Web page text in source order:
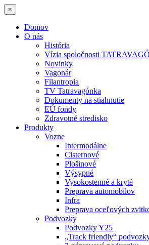
×
Domov
O nás
História
Vízia spoločnosti
Novinky
Vagonár
Filantropia
TV Tatravagónka
Dokumenty na stiahnutie
EÚ fondy
Zdravotné stredisko
Produkty
Vozne
Intermodálne
Cisternové
Plošinové
Výsypné
Vysokostenné a kryté
Preprava automobilov
Infra
Preprava oceľových
Podvozky
Podvozky Y25
„Track friendly“